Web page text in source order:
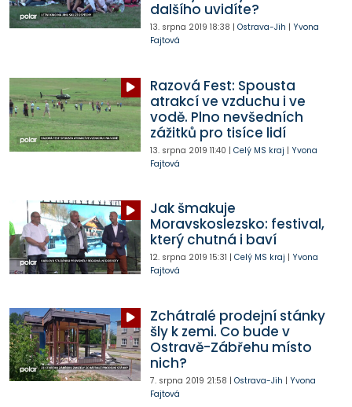
dalšího uvidíte?
13. srpna 2019 18:38 | Ostrava-Jih | Yvona
Fajtová
Razová Fest: Spousta
atrakcí ve vzduchu i ve
vodě. Plno nevšedních
zážitků pro tisíce lidí
13. srpna 2019 11:40 | Celý MS kraj | Yvona
Fajtová
Jak šmakuje
Moravskoslezsko: festival,
který chutná i baví
12. srpna 2019 15:31 | Celý MS kraj | Yvona
Fajtová
Zchátralé prodejní stánky
šly k zemi. Co bude v
Ostravě-Zábřehu místo
nich?
7. srpna 2019 21:58 | Ostrava-Jih | Yvona
Fajtová